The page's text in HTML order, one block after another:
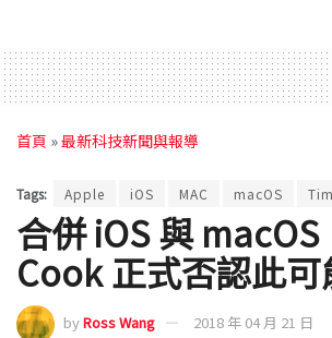
首頁 »最新科技新聞與報導
Tags: Apple iOS MAC macOS
合併 iOS 與
Cook 正式否認此可
byRoss Wang 2018 年 04 月 21 日